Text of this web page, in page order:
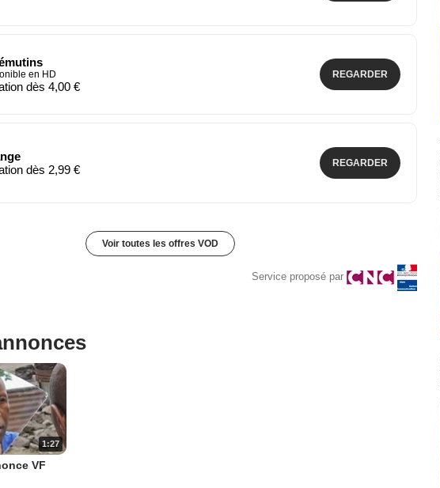
en HD
dès 4,00 €
REGARDER
dès 2,99 €
REGARDER
Voir toutes les offres VOD
Service proposé par
1:27
VF